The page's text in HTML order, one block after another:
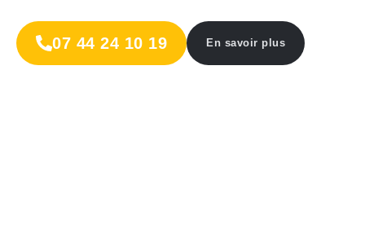
07 44 24 10 19 En savoir plus